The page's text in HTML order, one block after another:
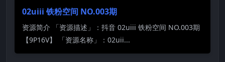
02uiii 铁粉空间 NO.003期
资源简介 「资源描述」：抖音 02uiii 铁粉空间 NO.003期
【9P16V】 「资源名称」：02uii...